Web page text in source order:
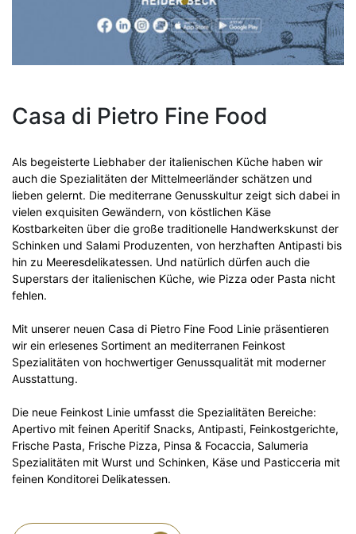
Casa di Pietro Fine Food
Als begeisterte Liebhaber der italienischen Küche haben wir
auch die Spezialitäten der Mittelmeerländer schätzen und
lieben gelernt. Die mediterrane Genusskultur zeigt sich dabei in
vielen exquisiten Gewändern, von köstlichen Käse
Kostbarkeiten über die große traditionelle Handwerkskunst der
Schinken und Salami Produzenten, von herzhaften Antipasti bis
hin zu Meeresdelikatessen. Und natürlich dürfen auch die
Superstars der italienischen Küche, wie Pizza oder Pasta nicht
fehlen.
Mit unserer neuen Casa di Pietro Fine Food Linie präsentieren
wir ein erlesenes Sortiment an mediterranen Feinkost
Spezialitäten von hochwertiger Genussqualität mit moderner
Ausstattung.
Die neue Feinkost Linie umfasst die Spezialitäten Bereiche:
Apertivo mit feinen Aperitif Snacks, Antipasti, Feinkostgerichte,
Frische Pasta, Frische Pizza, Pinsa & Focaccia, Salumeria
Spezialitäten mit Wurst und Schinken, Käse und Pasticceria mit
feinen Konditorei Delikatessen.